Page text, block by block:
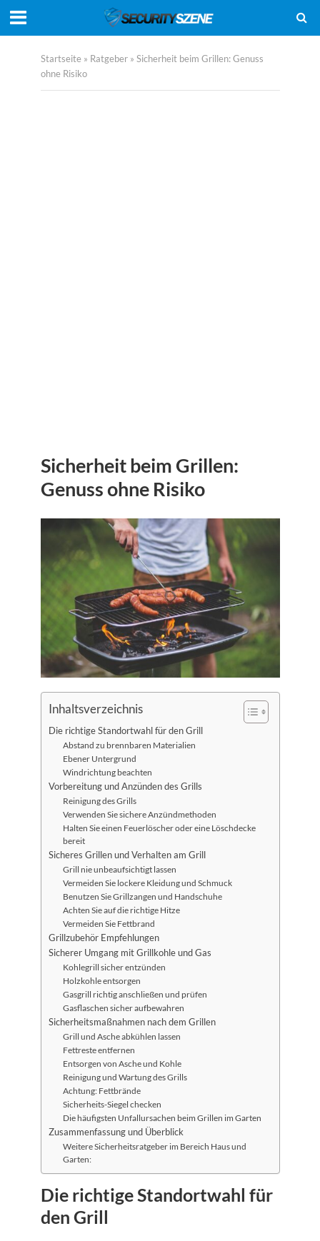
Startseite » Ratgeber» Sicherheit beim Grillen: Genuss
ohne Risiko
Sicherheit beim Grillen:
Genuss ohne Risiko
Inhaltsverzeichnis
Die richtige Standortwahl für den Grill
Abstand zu brennbaren Materialien
Ebener Untergrund
Windrichtung beachten
Vorbereitung und Anzünden des Grills
Reinigung des Grills
Verwenden Sie sichere Anzündmethoden
Halten Sie einen Feuerlöscher oder eine Löschdecke
bereit
Sicheres Grillen und Verhalten am Grill
Grill nie unbeaufsichtigt lassen
Vermeiden Sie lockere Kleidung und Schmuck
Benutzen Sie Grillzangen und Handschuhe
Achten Sie auf die richtige Hitze
Vermeiden Sie Fettbrand
Grillzubehör Empfehlungen
Sicherer Umgang mit Grillkohle und Gas
Kohlegrill sicher entzünden
Holzkohle entsorgen
Gasgrill richtig anschließen und prüfen
Gasflaschen sicher aufbewahren
Sicherheitsmaßnahmen nach dem Grillen
Grill und Asche abkühlen lassen
Fettreste entfernen
Entsorgen von Asche und Kohle
Reinigung und Wartung des Grills
Achtung: Fettbrände
Sicherheits-Siegel checken
Die häufigsten Unfallursachen beim Grillen im Garten
Zusammenfassung und Überblick
Weitere Sicherheitsratgeber im Bereich Haus und
Garten:
Die richtige Standortwahl für
den Grill